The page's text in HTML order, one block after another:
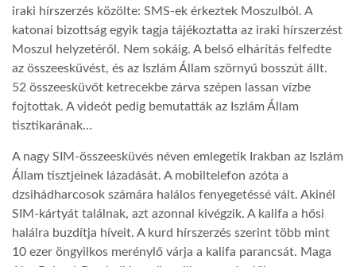
LATIMO.HU
GLOBOBOOK
iraki hírszerzés közölte: SMS-ek érkeztek Moszulból. A
katonai bizottság egyik tagja tájékoztatta az iraki hírszerzést
Moszul helyzetéről. Nem sokáig. A belső elhárítás felfedte
az összeesküvést, és az Iszlám Állam szörnyű bosszút állt.
52 összeesküvőt ketrecekbe zárva szépen lassan vízbe
fojtottak. A videót pedig bemutatták az Iszlám Állam
tisztikarának…
A nagy SIM-összeesküvés néven emlegetik Irakban az Iszlám
Állam tisztjeinek lázadását. A mobiltelefon azóta a
dzsihádharcosok számára halálos fenyegetéssé vált. Akinél
SIM-kártyát találnak, azt azonnal kivégzik. A kalifa a hősi
halálra buzdítja híveit. A kurd hírszerzés szerint több mint
10 ezer öngyilkos merénylő várja a kalifa parancsát. Maga